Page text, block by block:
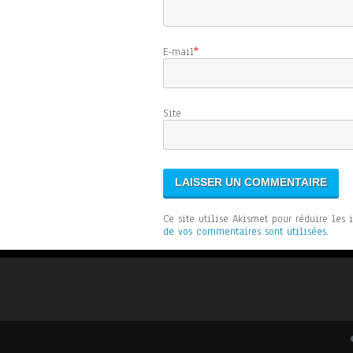
E-mail*
Ce site utilise Akismet pour réduire les
de vos commentaires sont utilisées.